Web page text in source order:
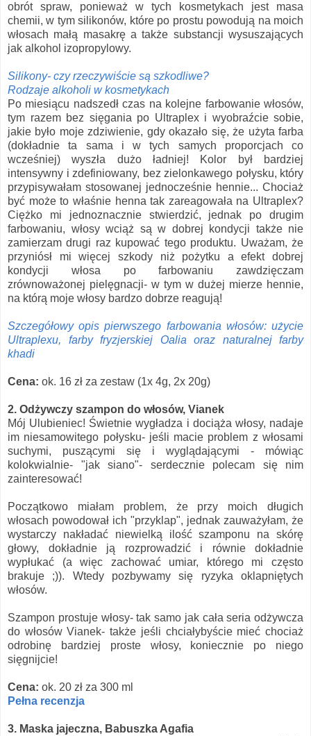
obrót spraw, ponieważ w tych kosmetykach jest masa
chemii, w tym silikonów, które po prostu powodują na moich
włosach małą masakrę a także substancji wysuszających
jak alkohol izopropylowy.
Silikony- czy rzeczywiście są szkodliwe?
Rodzaje alkoholi w kosmetykach
Po miesiącu nadszedł czas na kolejne farbowanie włosów,
tym razem bez sięgania po Ultraplex i wyobraźcie sobie,
jakie było moje zdziwienie, gdy okazało się, że użyta farba
(dokładnie ta sama i w tych samych proporcjach co
wcześniej) wyszła dużo ładniej! Kolor był bardziej
intensywny i zdefiniowany, bez zielonkawego połysku, który
przypisywałam stosowanej jednocześnie hennie... Chociaż
być może to właśnie henna tak zareagowała na Ultraplex?
Ciężko mi jednoznacznie stwierdzić, jednak po drugim
farbowaniu, włosy wciąż są w dobrej kondycji także nie
zamierzam drugi raz kupować tego produktu. Uważam, że
przyniósł mi więcej szkody niż pożytku a efekt dobrej
kondycji włosa po farbowaniu zawdzięczam
zrównoważonej pielęgnacji- w tym w dużej mierze hennie,
na którą moje włosy bardzo dobrze reagują!
Szczegółowy opis pierwszego farbowania włosów: użycie
Ultraplexu, farby fryzjerskiej Oalia oraz naturalnej farby
khadi
Cena: ok. 16 zł za zestaw (1x 4g, 2x 20g)
2. Odżywczy szampon do włosów, Vianek
Mój Ulubieniec! Świetnie wygładza i dociąża włosy, nadaje
im niesamowitego połysku- jeśli macie problem z włosami
suchymi, puszącymi się i wyglądającymi - mówiąc
kolokwialnie- "jak siano"- serdecznie polecam się nim
zainteresować!
Początkowo miałam problem, że przy moich długich
włosach powodował ich "przyklap", jednak zauważyłam, że
wystarczy nakładać niewielką ilość szamponu na skórę
głowy, dokładnie ją rozprowadzić i równie dokładnie
wypłukać (a więc zachować umiar, którego mi często
brakuje ;)). Wtedy pozbywamy się ryzyka oklapniętych
włosów.
Szampon prostuje włosy- tak samo jak cała seria odżywcza
do włosów Vianek- także jeśli chciałybyście mieć chociaż
odrobinę bardziej proste włosy, koniecznie po niego
sięgnijcie!
Cena: ok. 20 zł za 300 ml
Pełna recenzja
3. Maska jajeczna, Babuszka Agafia